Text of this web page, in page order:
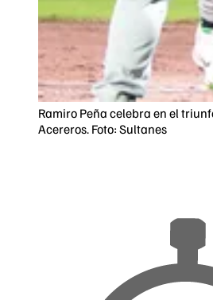
Ramiro Peña celebra en el
Acereros. Foto: Sultanes